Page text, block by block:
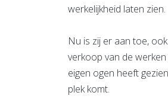
werkelijkheid laten zien.
Nu is zij er aan toe,
verkoop van de
eigen ogen heeft
plek komt.